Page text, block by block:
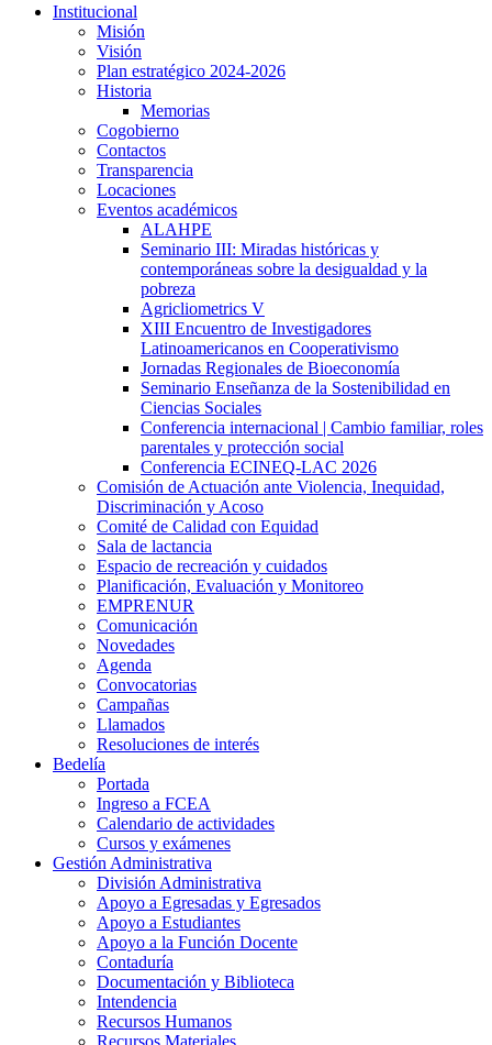
Institucional
Misión
Visión
Plan estratégico 2024-2026
Historia
Memorias
Cogobierno
Contactos
Transparencia
Locaciones
Eventos académicos
ALAHPE
Seminario III: Miradas históricas y
contemporáneas sobre la desigualdad y la
pobreza
Agricliometrics V
XIII Encuentro de Investigadores
Latinoamericanos en Cooperativismo
Jornadas Regionales de Bioeconomía
Seminario Enseñanza de la Sostenibilidad en
Ciencias Sociales
Conferencia internacional | Cambio familiar, roles
parentales y protección social
Conferencia ECINEQ-LAC 2026
Comisión de Actuación ante Violencia, Inequidad,
Discriminación y Acoso
Comité de Calidad con Equidad
Sala de lactancia
Espacio de recreación y cuidados
Planificación, Evaluación y Monitoreo
EMPRENUR
Comunicación
Novedades
Agenda
Convocatorias
Campañas
Llamados
Resoluciones de interés
Bedelía
Portada
Ingreso a FCEA
Calendario de actividades
Cursos y exámenes
Gestión Administrativa
División Administrativa
Apoyo a Egresadas y Egresados
Apoyo a Estudiantes
Apoyo a la Función Docente
Contaduría
Documentación y Biblioteca
Intendencia
Recursos Humanos
Recursos Materiales